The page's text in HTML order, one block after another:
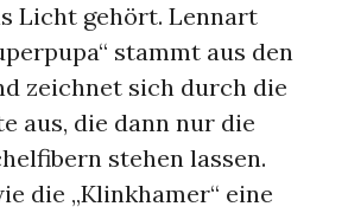
Licht gehört. Lennart
stammt aus den
zeichnet sich durch die
aus, die dann nur die
stehen lassen.
die „Klinkhamer“ eine